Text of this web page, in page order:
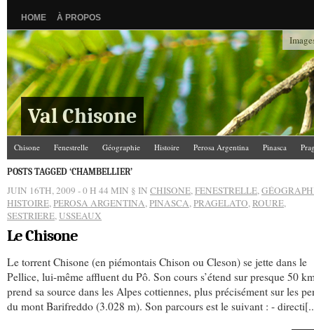
HOME À PROPOS
Val Chisone
Chisone Fenestrelle Géographie Histoire Perosa Argentina Pinasca
POSTS TAGGED ‘CHAMBELLIER’
JUIN 16TH, 2009 - 0 H 44 MIN § IN CHISONE,FENESTRELLE,
HISTOIRE,PEROSA ARGENTINA,PINASCA,PRAGELATO,ROURE,
SESTRIERE,USSEAUX
Le Chisone
Le torrent Chisone (en piémontais Chison ou Cleson) se jette dans le
Pellice, lui-même affluent du Pô. Son cours s’étend sur presque 50
prend sa source dans les Alpes cottiennes, plus précisément sur les
du mont Barifreddo (3.028 m). Son parcours est le suivant : -